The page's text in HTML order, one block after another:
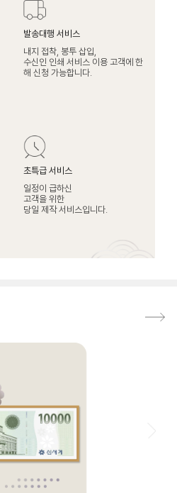
발송대행 서비스
내지 접착, 봉투 삽입,
수신인 인쇄 서비스 이용 고객에 한
해 신청 가능합니다.
초특급 서비스
일정이 급하신
고객을 위한
당일 제작 서비스입니다.